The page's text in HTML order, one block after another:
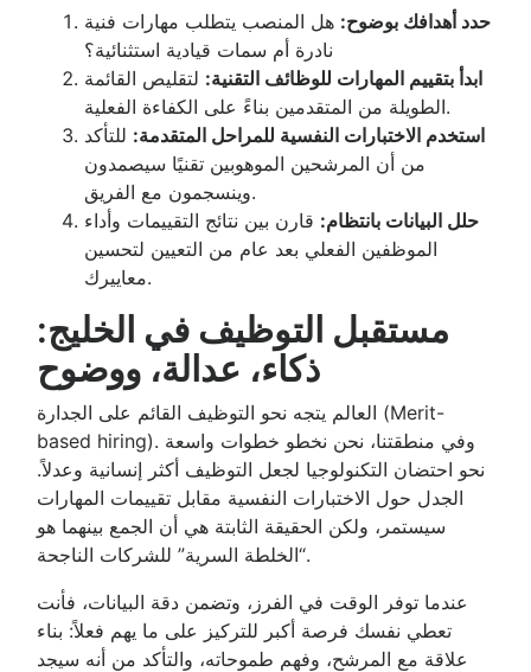
حدد أهدافك بوضوح: هل المنصب يتطلب مهارات فنية
نادرة أم سمات قيادية استثنائية؟
ابدأ بتقييم المهارات للوظائف التقنية: لتقليص القائمة
الطويلة من المتقدمين بناءً على الكفاءة الفعلية.
استخدم الاختبارات النفسية للمراحل المتقدمة: للتأكد
من أن المرشحين الموهوبين تقنيًا سيصمدون
وينسجمون مع الفريق.
حلل البيانات بانتظام: قارن بين نتائج التقييمات وأداء
الموظفين الفعلي بعد عام من التعيين لتحسين
معاييرك.
مستقبل التوظيف في الخليج:
ذكاء، عدالة، ووضوح
العالم يتجه نحو التوظيف القائم على الجدارة (Merit-
based hiring). وفي منطقتنا، نحن نخطو خطوات واسعة
نحو احتضان التكنولوجيا لجعل التوظيف أكثر إنسانية وعدلاً.
الجدل حول الاختبارات النفسية مقابل تقييمات المهارات
سيستمر، ولكن الحقيقة الثابتة هي أن الجمع بينهما هو
“الخلطة السرية” للشركات الناجحة.
عندما توفر الوقت في الفرز، وتضمن دقة البيانات، فأنت
تعطي نفسك فرصة أكبر للتركيز على ما يهم فعلاً: بناء
علاقة مع المرشح، وفهم طموحاته، والتأكد من أنه سيجد